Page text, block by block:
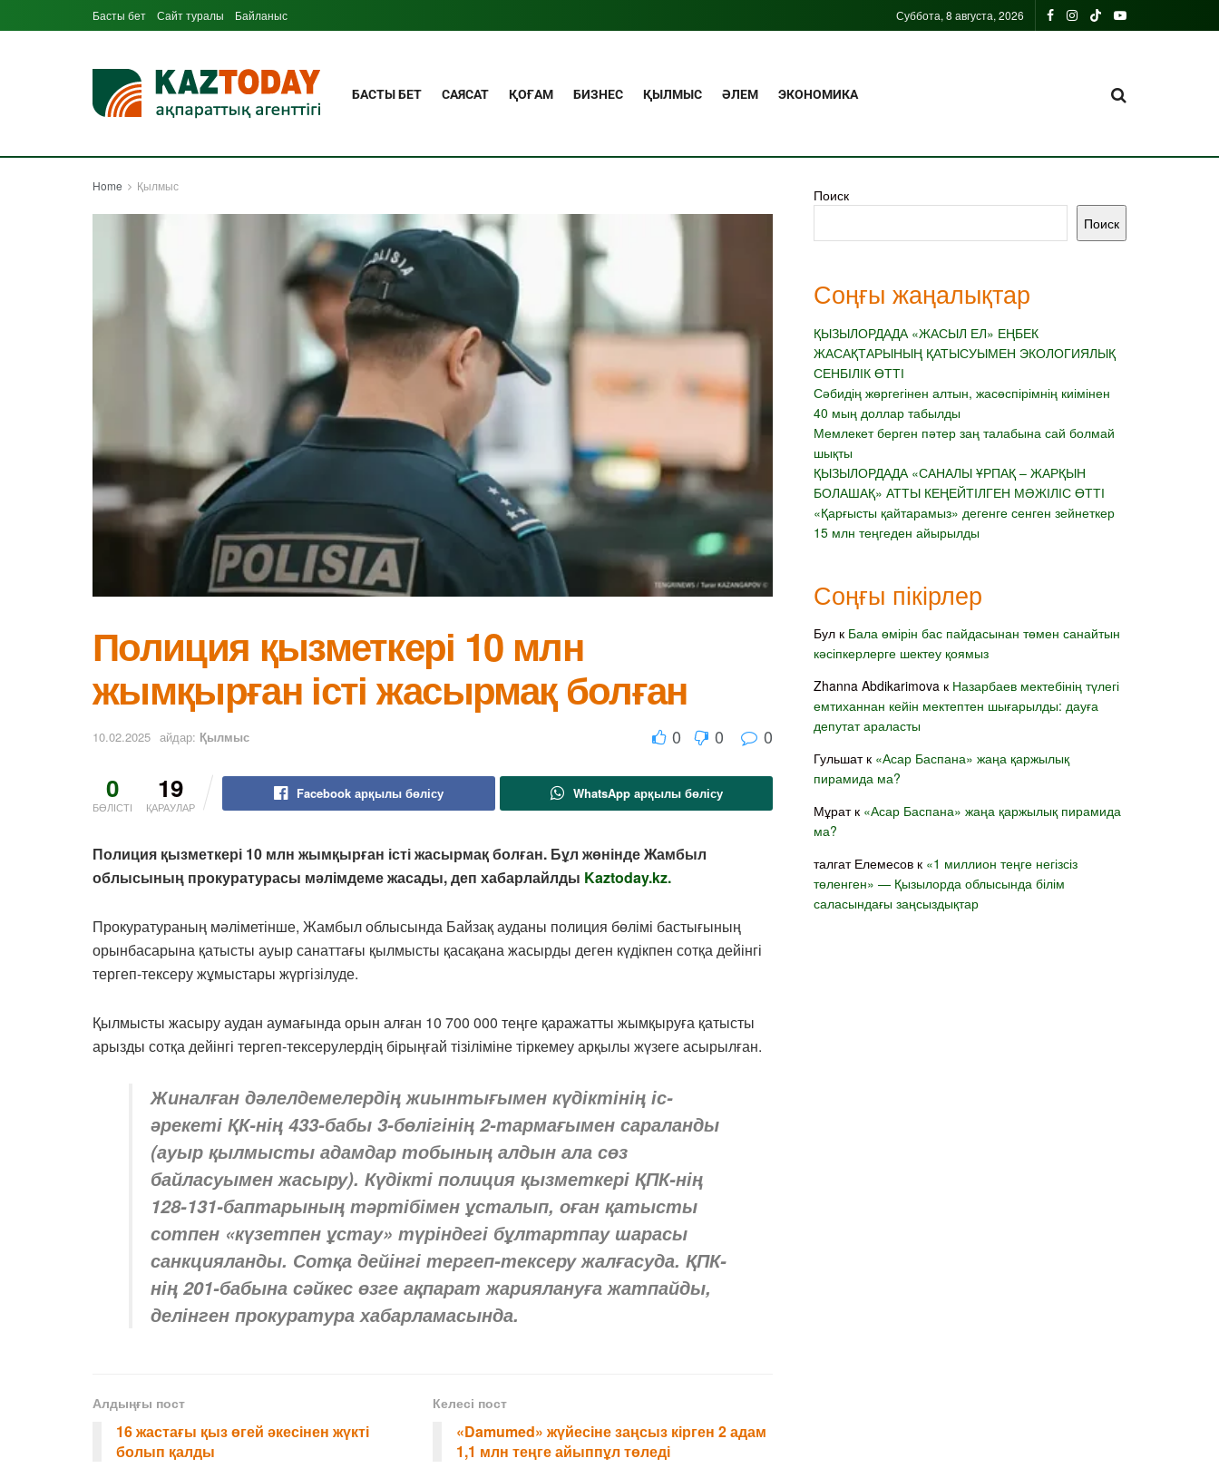
Басты бет Сайт туралы Байланыс Суббота, 8 августа, 2026
БАСТЫ БЕТ САЯСАТ ҚОҒАМ БИЗНЕС ҚЫЛМЫС ӘЛЕМ ЭКОНОМИКА
Home Қылмыс
Полиция қызметкері 10 млн
жымқырған істі жасырмақ болған
10.02.2025 айдар: Қылмыс 0 0 0
0
БӨЛІСТІ
19
ҚАРАУЛАР
Facebook арқылы бөлісу WhatsApp арқылы бөлісу
Полиция қызметкері 10 млн жымқырған істі жасырмақ болған. Бұл жөнінде Жамбыл
облысының прокуратурасы мәлімдеме жасады, деп хабарлайлды Kaztoday.kz.
Прокуратураның мәліметінше, Жамбыл облысында Байзақ ауданы полиция бөлімі бастығының
орынбасарына қатысты ауыр санаттағы қылмысты қасақана жасырды деген күдікпен сотқа дейінгі
тергеп-тексеру жұмыстары жүргізілуде.
Қылмысты жасыру аудан аумағында орын алған 10 700 000 теңге қаражатты жымқыруға қатысты
арызды сотқа дейінгі тергеп-тексерулердің бірыңғай тізіліміне тіркемеу арқылы жүзеге асырылған.
Жиналған дәлелдемелердің жиынтығымен күдіктінің іс-
әрекеті ҚК-нің 433-бабы 3-бөлігінің 2-тармағымен сараланды
(ауыр қылмысты адамдар тобының алдын ала сөз
байласуымен жасыру). Күдікті полиция қызметкері ҚПК-нің
128-131-баптарының тәртібімен ұсталып, оған қатысты
сотпен «күзетпен ұстау» түріндегі бұлтартпау шарасы
санкцияланды. Сотқа дейінгі тергеп-тексеру жалғасуда. ҚПК-
нің 201-бабына сәйкес өзге ақпарат жариялануға жатпайды,
делінген прокуратура хабарламасында.
Алдыңғы пост
16 жастағы қыз өгей әкесінен жүкті
болып қалды
Келесі пост
«Damumed» жүйесіне заңсыз кірген 2 адам
1,1 млн теңге айыппұл төледі
Поиск
Поиск
Соңғы жаңалықтар
ҚЫЗЫЛОРДАДА «ЖАСЫЛ ЕЛ» ЕҢБЕК
ЖАСАҚТАРЫНЫҢ ҚАТЫСУЫМЕН ЭКОЛОГИЯЛЫҚ
СЕНБІЛІК ӨТТІ
Сәбидің жөргегінен алтын, жасөспірімнің киімінен
40 мың доллар табылды
Мемлекет берген пәтер заң талабына сай болмай
шықты
ҚЫЗЫЛОРДАДА «САНАЛЫ ҰРПАҚ – ЖАРҚЫН
БОЛАШАҚ» АТТЫ КЕҢЕЙТІЛГЕН МӘЖІЛІС ӨТТІ
«Қарғысты қайтарамыз» дегенге сенген зейнеткер
15 млн теңгеден айырылды
Соңғы пікірлер
Бул к Бала өмірін бас пайдасынан төмен санайтын
кәсіпкерлерге шектеу қоямыз
Zhanna Abdikarimova к Назарбаев мектебінің түлегі
емтиханнан кейін мектептен шығарылды: дауға
депутат араласты
Гульшатк «Асар Баспана» жаңа қаржылық
пирамида ма?
Мұратк «Асар Баспана» жаңа қаржылық пирамида
ма?
талгат Елемесов к «1 миллион теңге негізсіз
төленген» — Қызылорда облысында білім
саласындағы заңсыздықтар